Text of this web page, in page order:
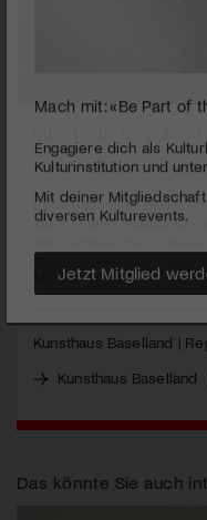
20
seconds
PUBLIZIERT AM 10.
Ein trinationaler Raum
subjektives»
MEHR
Kunsthaus Baselland |
Kunsthaus Baselland
Das könnte Sie auch
Engagiere dich als
Kulturinstitution und
Mit deiner Mitgliedschaft
Jetzt Mitglied